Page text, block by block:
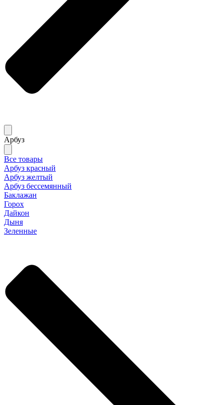
Арбуз
Все товары
Арбуз красный
Арбуз желтый
Арбуз бессемянный
Баклажан
Горох
Дайкон
Дыня
Зеленные